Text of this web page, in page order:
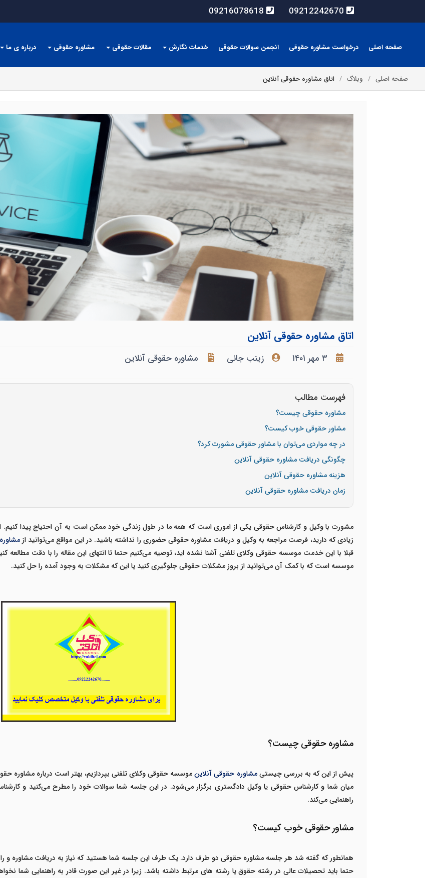
09212242670
09216078618
صفحه اصلی درخواست مشاوره حقوقی انجمن سوالات حقوقی خدمات نگارش مقالات حقوقی مشاوره حقوقی درباره ی ما
صفحه اصلی وبلاگ اتاق مشاوره حقوقی آنلاین
اتاق مشاوره حقوقی آنلاین
۳ مهر ۱۴۰۱ زینب جانی مشاوره حقوقی آنلاین
فهرست مطالب
مشاوره حقوقی چیست؟
مشاور حقوقی خوب کیست؟
در چه مواردی می‌توان با مشاور حقوقی مشورت کرد؟
چگونگی دریافت مشاوره حقوقی آنلاین
هزینه مشاوره حقوقی آنلاین
زمان دریافت مشاوره حقوقی آنلاین
مشورت با وکیل و کارشناس حقوقی یکی از اموری است که همه ما در طول زندگی خود ممکن است به آن احتیاج پیدا کنیم.
زیادی که دارید، فرصت مراجعه به وکیل و دریافت مشاوره حقوقی حضوری را نداشته باشید. در این مواقع می‌توانید از
قبلا با این خدمت موسسه حقوقی وکلای تلفنی آشنا نشده اید، توصیه می‌کنیم حتما تا انتهای این مقاله را با دقت مطالعه
موسسه است که با کمک آن می‌توانید از بروز مشکلات حقوقی جلوگیری کنید یا این که مشکلات به وجود آمده را حل کنید.
مشاوره حقوقی چیست؟
پیش از این که به بررسی چیستیمشاوره حقوقی آنلاینموسسه حقوقی وکلای تلفنی بپردازیم، بهتر است درباره مشاوره
میان شما و کارشناس حقوقی یا وکیل دادگستری برگزار می‌شود. در این جلسه شما سوالات خود را مطرح می‌کنید و
راهنمایی می‌کند.
مشاور حقوقی خوب کیست؟
همانطور که گفته شد هر جلسه مشاوره حقوقی دو طرف دارد. یک طرف این جلسه شما هستید که نیاز به دریافت مشاوره و
حتما باید تحصیلات عالی در رشته حقوق یا رشته های مرتبط داشته باشد. زیرا در غیر این صورت قادر به راهنمایی شما